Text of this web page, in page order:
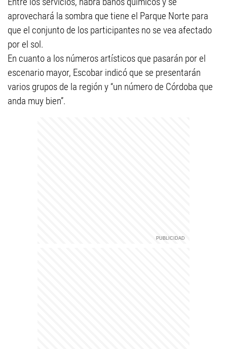
aprovechará la sombra que tiene el Parque Norte para
que el conjunto de los participantes no se vea afectado
por el sol.
En cuanto a los números artísticos que pasarán por el
escenario mayor, Escobar indicó que se presentarán
varios grupos de la región y “un número de Córdoba que
anda muy bien”.